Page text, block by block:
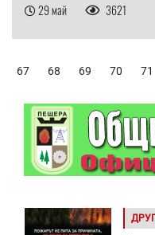
29 май 3621
67 68 69 70 71